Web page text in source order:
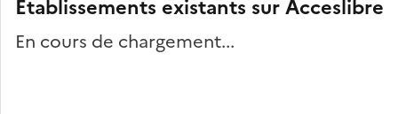
Établissements existants sur Acceslibre
En cours de chargement...